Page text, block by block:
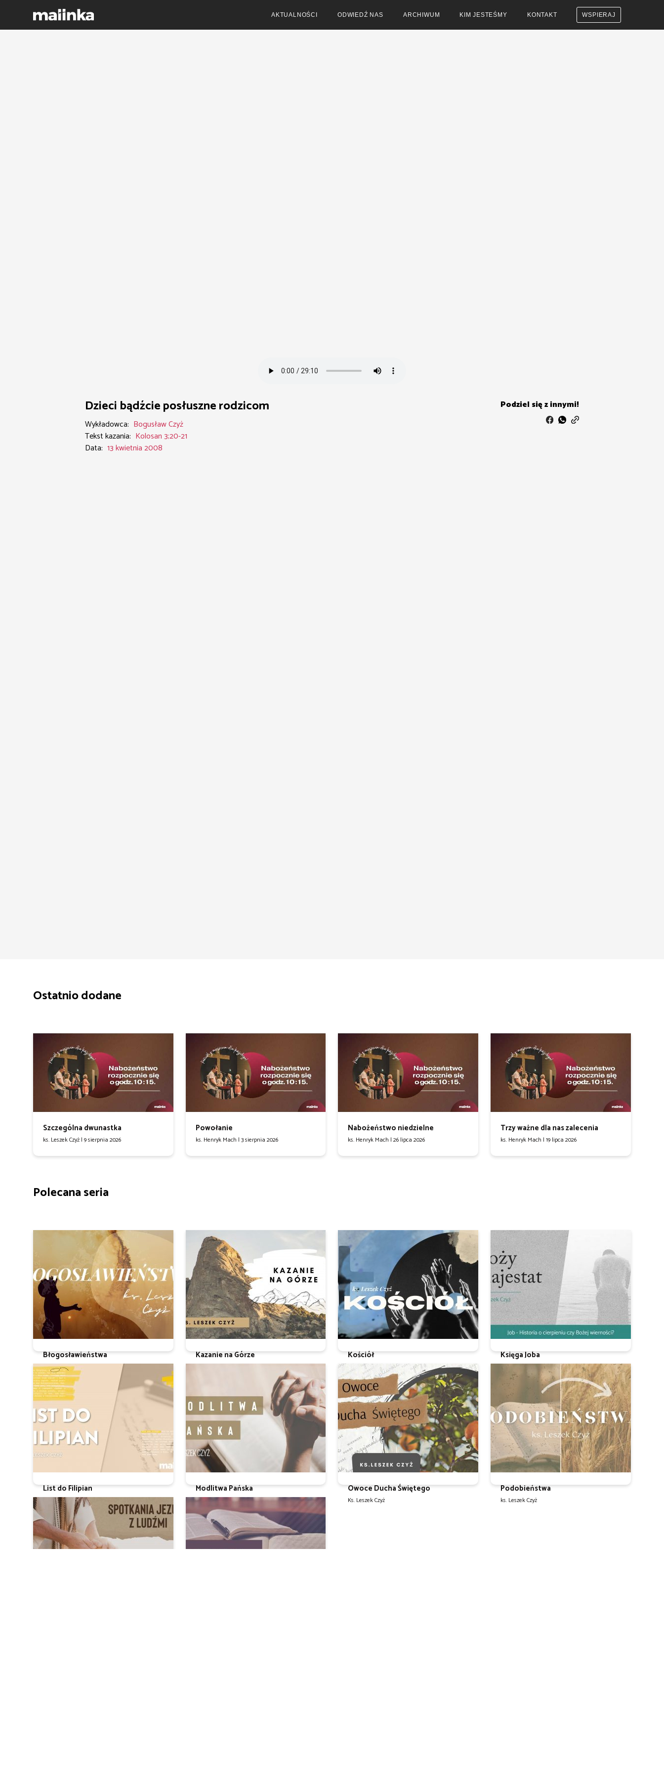
AKTUALNOŚCI ODWIEDŹ NAS ARCHIWUM KIM JESTEŚMY KONTAKT WSPIERAJ
Dzieci bądźcie posłuszne rodzicom
Wykładowca: Bogusław Czyż
Tekst kazania: Kolosan 3;20-21
Data: 13 kwietnia 2008
Podziel się z innymi!
Ostatnio dodane
Szczególna dwunastka
ks. Leszek Czyż | 9 sierpnia 2026
Powołanie
ks. Henryk Mach | 3 sierpnia 2026
Nabożeństwo niedzielne
ks. Henryk Mach | 26 lipca 2026
Trzy ważne dla nas zalecenia
ks. Henryk Mach | 19 lipca 2026
Polecana seria
Błogosławieństwa
Ks. Leszek Czyż
Kazanie na Górze Kościół
Ks. Leszek Czyż
Księga Joba
List do Filipian
ks. Leszek Czyż
Modlitwa Pańska
Ks. Leszek Czyż
Owoce Ducha Świętego
Ks. Leszek Czyż
Podobieństwa
ks. Leszek Czyż